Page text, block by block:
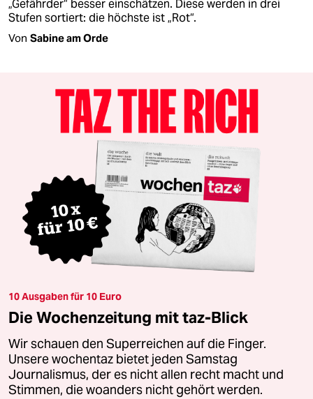
„Gefährder“ besser einschätzen. Diese werden in drei
Stufen sortiert: die höchste ist „Rot“.
Von Sabine am Orde
10 Ausgaben für 10 Euro
Die Wochenzeitung mit taz-Blick
Wir schauen den Superreichen auf die Finger.
Unsere wochentaz bietet jeden Samstag
Journalismus, der es nicht allen recht macht und
Stimmen, die woanders nicht gehört werden.